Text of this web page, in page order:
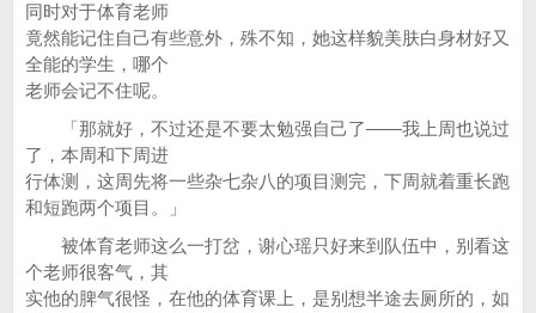
同时对于体育老师
竟然能记住自己有些意外，殊不知，她这样貌美肤白身材好又
全能的学生，哪个
老师会记不住呢。
「那就好，不过还是不要太勉强自己了——我上周也说过
了，本周和下周进
行体测，这周先将一些杂七杂八的项目测完，下周就着重长跑
和短跑两个项目。」
被体育老师这么一打岔，谢心瑶只好来到队伍中，别看这
个老师很客气，其
实他的脾气很怪，在他的体育课上，是别想半途去厕所的，如